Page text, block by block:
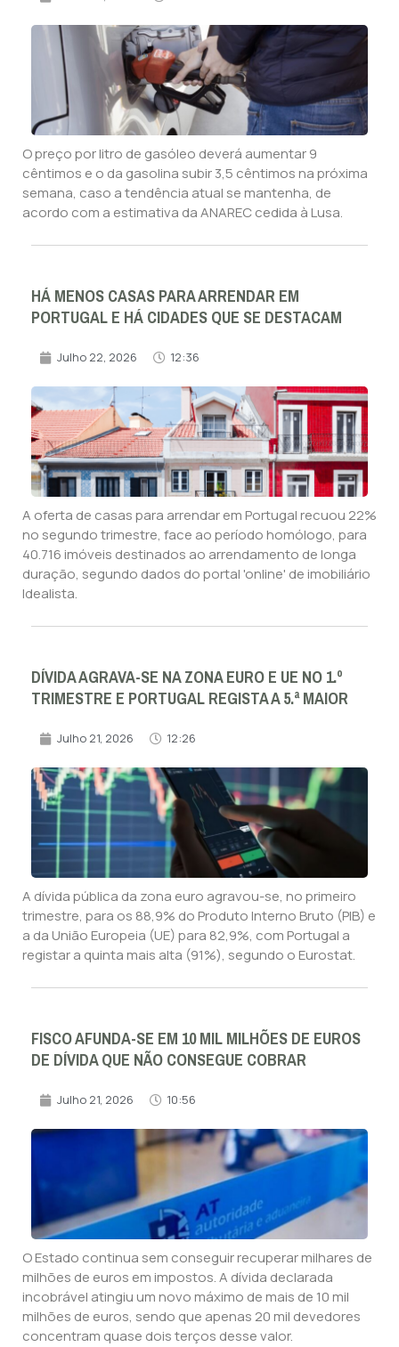
O preço por litro de gasóleo deverá aumentar 9
cêntimos e o da gasolina subir 3,5 cêntimos na próxima
semana, caso a tendência atual se mantenha, de
acordo com a estimativa da ANAREC cedida à Lusa.
HÁ MENOS CASAS PARA ARRENDAR EM
PORTUGAL E HÁ CIDADES QUE SE DESTACAM
Julho 22, 2026 12:36
A oferta de casas para arrendar em Portugal recuou 22%
no segundo trimestre, face ao período homólogo, para
40.716 imóveis destinados ao arrendamento de longa
duração, segundo dados do portal 'online' de imobiliário
Idealista.
DÍVIDA AGRAVA-SE NA ZONA EURO E UE NO 1.º
TRIMESTRE E PORTUGAL REGISTA A 5.ª MAIOR
Julho 21, 2026 12:26
A dívida pública da zona euro agravou-se, no primeiro
trimestre, para os 88,9% do Produto Interno Bruto (PIB) e
a da União Europeia (UE) para 82,9%, com Portugal a
registar a quinta mais alta (91%), segundo o Eurostat.
FISCO AFUNDA-SE EM 10 MIL MILHÕES DE EUROS
DE DÍVIDA QUE NÃO CONSEGUE COBRAR
Julho 21, 2026 10:56
O Estado continua sem conseguir recuperar milhares de
milhões de euros em impostos. A dívida declarada
incobrável atingiu um novo máximo de mais de 10 mil
milhões de euros, sendo que apenas 20 mil devedores
concentram quase dois terços desse valor.